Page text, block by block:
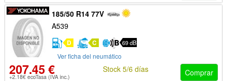
185/50 R14 77V
A539
D C 69 dB
Ver ficha del neumático
207.45 €
+2.18€ ecoTasa (IVA inc.) Comprar
Stock 5/6 días